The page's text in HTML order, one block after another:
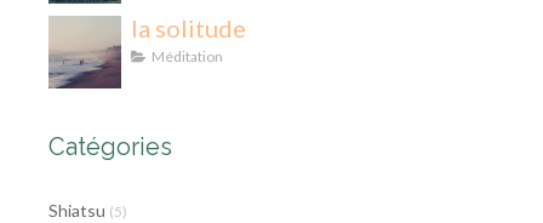
la solitude
Méditation
Catégories
Shiatsu (5)